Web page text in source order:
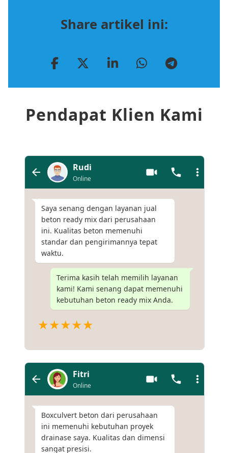
Share artikel ini:
Pendapat Klien Kami
Rudi
Online
Saya senang dengan layanan jual
beton ready mix dari perusahaan
ini. Kualitas beton memenuhi
standar dan pengirimannya tepat
waktu.
Terima kasih telah memilih layanan
kami! Kami senang dapat memenuhi
kebutuhan beton ready mix Anda.
★★★★★
Fitri
Online
Boxculvert beton dari perusahaan
ini memenuhi kebutuhan proyek
drainase saya. Kualitas dan dimensi
sangat presisi.